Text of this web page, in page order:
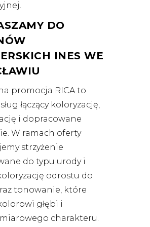
DO
INES WE
promocja RICA to
łączący koloryzację,
i dopracowane
W ramach oferty
strzyżenie
do typu urody i
odrostu do
tonowanie, które
głębi i
charakteru.